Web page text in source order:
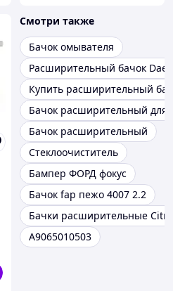
Смотри также
Бачок омывателя
Расширительный бачок
Купить расширительный
Бачок расширительный для
Бачок расширительный
Стеклоочиститель
Бампер ФОРД фокус
Бачок fap пежо 4007 2.2
Бачки расширительные
A9065010503